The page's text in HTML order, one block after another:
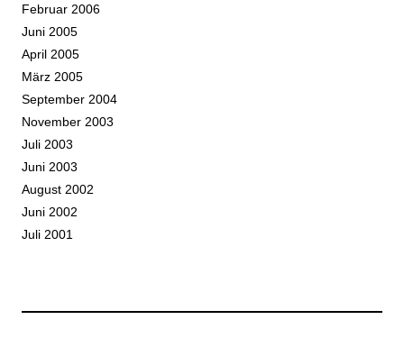
Februar 2006
Juni 2005
April 2005
März 2005
September 2004
November 2003
Juli 2003
Juni 2003
August 2002
Juni 2002
Juli 2001